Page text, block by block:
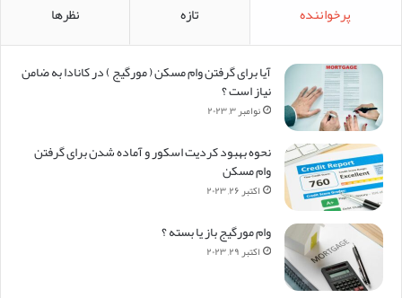
پرخواننده تازه نظرها
آیا برای گرفتن وام مسکن (‌ مورگیج ) در کانادا به ضامن
نیاز است ؟
نوامبر ۳, ۲۰۲۳
نحوه بهبود کردیت اسکور و آماده شدن برای گرفتن
وام مسکن
اکتبر ۲۶, ۲۰۲۳
وام مورگیج باز یا بسته ؟
اکتبر ۲۹, ۲۰۲۳